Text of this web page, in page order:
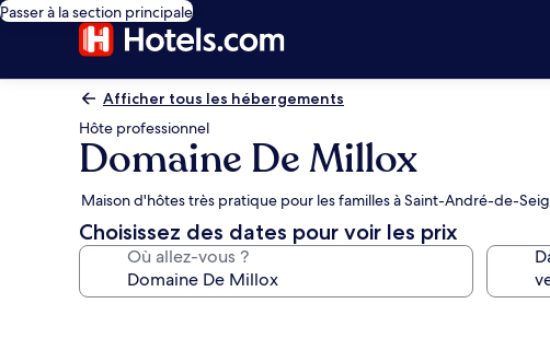
Passer à la section principale
Afficher tous les hébergements
Hôte professionnel
Domaine De Millox
Maison d'hôtes très pratique pour les familles à Saint-André-de-
Choisissez des dates pour voir les prix
Où allez-vous ?